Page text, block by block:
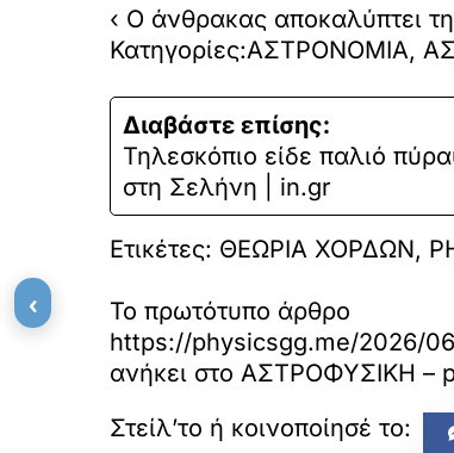
‹ Ο άνθρακας αποκαλύπτει
Κατηγορίες:ΑΣΤΡΟΝΟΜΙΑ,
Διαβάστε επίσης:
Τηλεσκόπιo είδε παλιό
στη Σελήνη | in.gr
Ετικέτες: ΘΕΩΡΙΑ ΧΟΡΔΩΝ,
Το πρωτότυπο άρθρο
https://physicsgg.me/2026/
ανήκει στο ΑΣΤΡΟΦΥΣΙΚΗ –
‹